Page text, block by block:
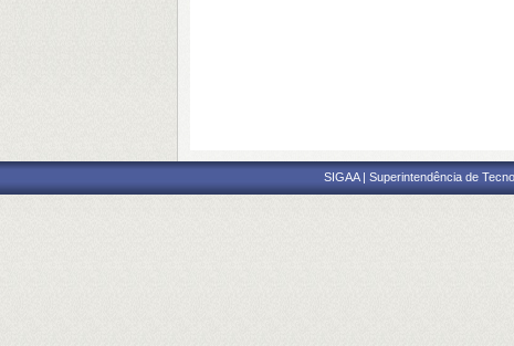
SIGAA | Superintendência de